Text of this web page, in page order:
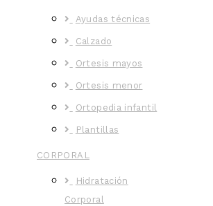
Ayudas técnicas
Calzado
Ortesis mayos
Ortesis menor
Ortopedia infantil
Plantillas
CORPORAL
Hidratación
Corporal